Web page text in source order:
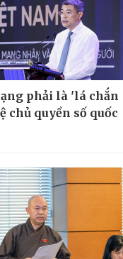
phải là 'lá chắn
chủ quyền số quốc